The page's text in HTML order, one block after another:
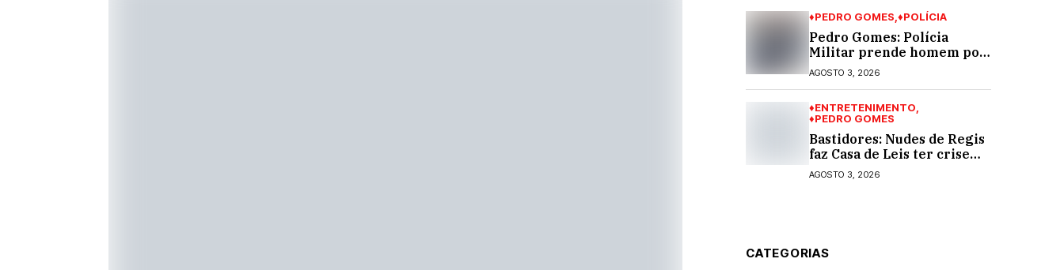
♦PEDRO GOMES ♦POLÍCIA
Pedro Gomes: Polícia
Militar prende homem por
violência doméstica; dois
socos na cara dela
AGOSTO 3, 2026
♦ENTRETENIMENTO
♦PEDRO GOMES
Bastidores: Nudes de Regis
faz Casa de Leis ter crise
moral e ética. Respinga em
todos os vereadores e
AGOSTO 3, 2026
CATEGORIAS